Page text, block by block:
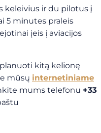
keleivius ir du pilotus į
5 minutes praleis
įeis į aviacijos
kitą kelionę
mūsų internetiniame
mums telefonu +33